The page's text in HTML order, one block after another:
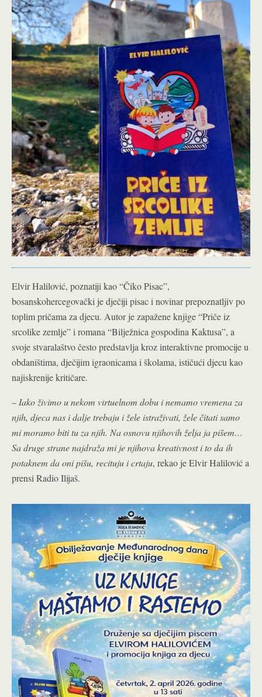
Elvir Halilović, poznatiji kao “Čiko Pisac”,
bosanskohercegovački je dječiji pisac i novinar prepoznatljiv po
toplim pričama za djecu. Autor je zapažene knjige “Priče iz
srcolike zemlje” i romana “Bilježnica gospodina Kaktusa”, a
svoje stvaralaštvo često predstavlja kroz interaktivne promocije u
obdaništima, dječijim igraonicama i školama, ističući djecu kao
najiskrenije kritičare.
– Iako živimo u nekom virtuelnom dobu i nemamo vremena za
njih, djeca nas i dalje trebaju i žele istraživati, žele čitati samo
mi moramo biti tu za njih. Na osnovu njihovih želja ja pišem…
Sa druge strane najdraža mi je njihova kreativnost i to da ih
potaknem da oni pišu, recituju i crtaju, rekao je Elvir Halilović a
prensi Radio Ilijaš.